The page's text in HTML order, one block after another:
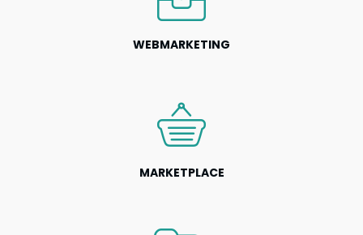
WEBMARKETING
MARKETPLACE